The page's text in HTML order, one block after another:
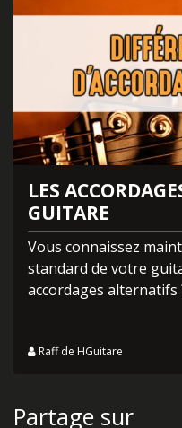
LES
GUITARE
Vous connaissez
standard de votre
accordages alternatifs
Raff de HGuitare
Partage sur